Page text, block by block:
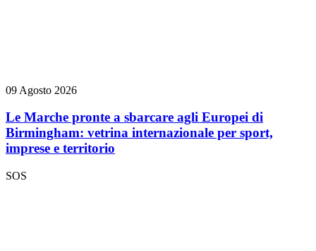
09 Agosto 2026
Le Marche pronte a sbarcare agli Europei di
Birmingham: vetrina internazionale per sport,
imprese e territorio
SOS